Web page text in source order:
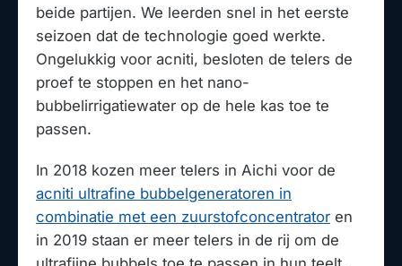
beide partijen. We leerden snel in het eerste
seizoen dat de technologie goed werkte.
Ongelukkig voor acniti, besloten de telers de
proef te stoppen en het nano-
bubbelirrigatiewater op de hele kas toe te
passen.
In 2018 kozen meer telers in Aichi voor de
acniti ultrafine bubbelgeneratoren in
combinatie met een zuurstofconcentrator en
in 2019 staan er meer telers in de rij om de